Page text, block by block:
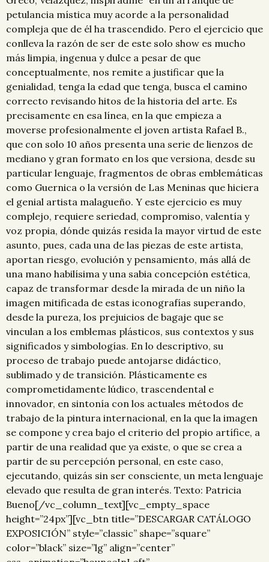
petulancia mística muy acorde a la personalidad
compleja que de él ha trascendido. Pero el ejercicio que
conlleva la razón de ser de este solo show es mucho
más limpia, ingenua y dulce a pesar de que
conceptualmente, nos remite a justificar que la
genialidad, tenga la edad que tenga, busca el camino
correcto revisando hitos de la historia del arte. Es
precisamente en esa línea, en la que empieza a
moverse profesionalmente el joven artista Rafael B.,
que con solo 10 años presenta una serie de lienzos de
mediano y gran formato en los que versiona, desde su
particular lenguaje, fragmentos de obras emblemáticas
como Guernica o la versión de Las Meninas que hiciera
el genial artista malagueño. Y este ejercicio es muy
complejo, requiere seriedad, compromiso, valentía y
voz propia, dónde quizás resida la mayor virtud de este
asunto, pues, cada una de las piezas de este artista,
aportan riesgo, evolución y pensamiento, más allá de
una mano habilísima y una sabia concepción estética,
capaz de transformar desde la mirada de un niño la
imagen mitificada de estas iconografías superando,
desde la pureza, los prejuicios de bagaje que se
vinculan a los emblemas plásticos, sus contextos y sus
significados y simbologías. En lo descriptivo, su
proceso de trabajo puede antojarse didáctico,
sublimado y de transición. Plásticamente es
comprometidamente lúdico, trascendental e
innovador, en sintonía con los actuales métodos de
trabajo de la pintura internacional, en la que la imagen
se compone y crea bajo el criterio del propio artífice, a
partir de una realidad que ya existe, o que se crea a
partir de su percepción personal, en este caso,
ejecutando, quizás sin ser consciente, un meta lenguaje
elevado que resulta de gran interés. Texto: Patricia
Bueno[/vc_column_text][vc_empty_space
height=”24px”][vc_btn title=”DESCARGAR CATÁLOGO
EXPOSICIÓN” style=”classic” shape=”square”
color=”black” size=”lg” align=”center”